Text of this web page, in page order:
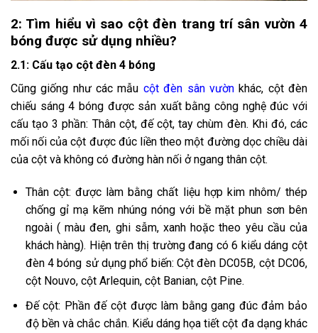
2: Tìm hiểu vì sao cột đèn trang trí sân vườn 4
bóng được sử dụng nhiều?
2.1: Cấu tạo cột đèn 4 bóng
Cũng giống như cácmẫu cột đèn sân vườnkhác, cột đèn
chiếu sáng 4 bóng được sản xuất bằng công nghệ đúc với
cấu tạo 3 phần: Thân cột, đế cột, tay chùm đèn. Khi đó, các
mối nối của cột được đúc liền theo một đường dọc chiều dài
của cột và không có đường hàn nối ở ngang thân cột.
Thân cột: được làm bằng chất liệu hợp kim nhôm/ thép
chống gỉ mạ kẽm nhúng nóng với bề mặt phun sơn bên
ngoài ( màu đen, ghi sẫm, xanh hoặc theo yêu cầu của
khách hàng). Hiện trên thị trường đang có 6 kiểu dáng cột
đèn 4 bóng sử dụng phổ biến: Cột đèn DC05B, cột DC06,
cột Nouvo, cột Arlequin, cột Banian, cột Pine.
Đế cột: Phần đế cột được làm bằng gang đúc đảm bảo
độ bền và chắc chắn. Kiểu dáng họa tiết cột đa dạng khác